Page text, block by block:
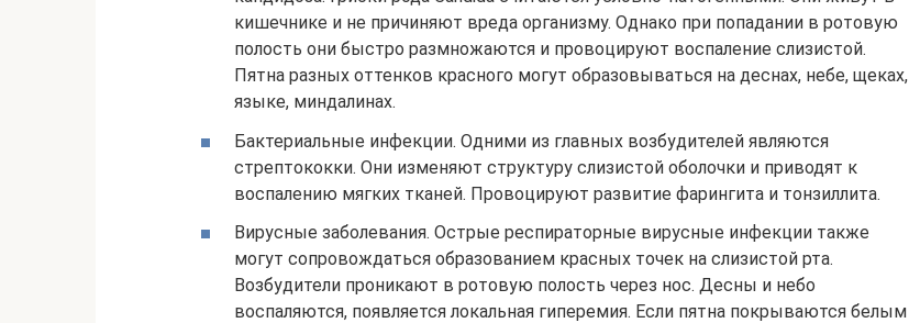
кишечнике и не причиняют вреда организму. Однако при попадании в ротовую
полость они быстро размножаются и провоцируют воспаление слизистой.
Пятна разных оттенков красного могут образовываться на деснах, небе, щеках,
языке, миндалинах.
Бактериальные инфекции. Одними из главных возбудителей являются
стрептококки. Они изменяют структуру слизистой оболочки и приводят к
воспалению мягких тканей. Провоцируют развитие фарингита и тонзиллита.
Вирусные заболевания. Острые респираторные вирусные инфекции также
могут сопровождаться образованием красных точек на слизистой рта.
Возбудители проникают в ротовую полость через нос. Десны и небо
воспаляются, появляется локальная гиперемия. Если пятна покрываются белым